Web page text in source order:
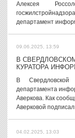
Алексея
департамент
09.06.2025, 13:59
В
КУРАТОРА
В Свердловской
департамента
Аверкова. Как
Аверковой
04.02.2025, 13:03